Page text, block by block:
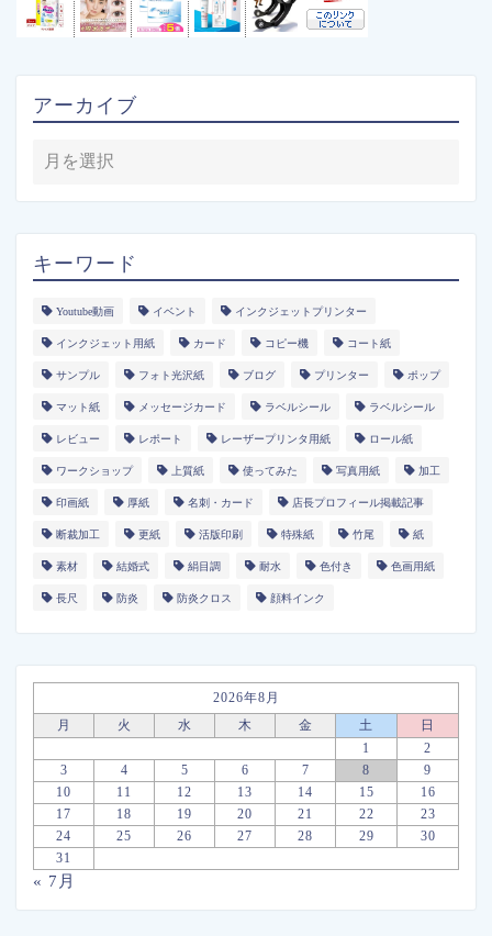
アーカイブ
キーワード
Youtube動画 イベント インクジェットプリンター
インクジェット用紙 カード コピー機 コート紙
サンプル フォト光沢紙 ブログ プリンター ポップ
マット紙 メッセージカード ラベルシール ラベルシール
レビュー レポート レーザープリンタ用紙 ロール紙
ワークショップ 上質紙 使ってみた 写真用紙 加工
印画紙 厚紙 名刺・カード 店長プロフィール掲載記事
断裁加工 更紙 活版印刷 特殊紙 竹尾 紙
素材 結婚式 絹目調 耐水 色付き 色画用紙
長尺 防炎 防炎クロス 顔料インク
2026年8月
月
火 水 木 金 土
日
1
2
3
4 5 6 7 8
9
10
11 12 13 14 15
16
17
18 19 20 21 22
23
24
25 26 27 28 29
30
31
« 7月